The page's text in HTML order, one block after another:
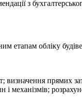
з
етапам обліку
прямих
і механізмів;